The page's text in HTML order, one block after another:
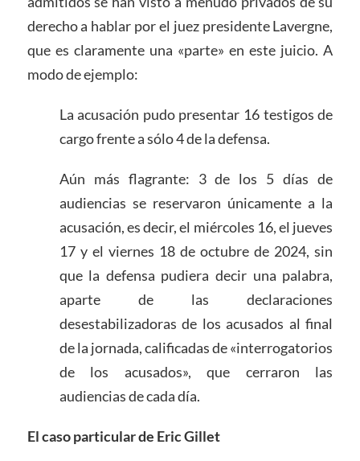
derecho a hablar por el juez presidente Lavergne,
que es claramente una «parte» en este juicio. A
modo de ejemplo:
La acusación pudo presentar 16 testigos de
cargo frente a sólo 4 de la defensa.
Aún más flagrante: 3 de los 5 días de
audiencias se reservaron únicamente a la
acusación, es decir, el miércoles 16, el jueves
17 y el viernes 18 de octubre de 2024, sin
que la defensa pudiera decir una palabra,
aparte de las declaraciones
desestabilizadoras de los acusados al final
de la jornada, calificadas de «interrogatorios
de los acusados», que cerraron las
audiencias de cada día.
El caso particular de Eric Gillet